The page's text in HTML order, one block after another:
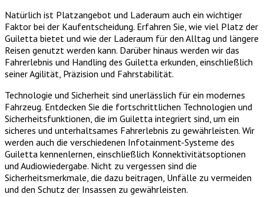
Natürlich ist Platzangebot und Laderaum auch ein wichtiger
Faktor bei der Kaufentscheidung. Erfahren Sie, wie viel Platz der
Guiletta bietet und wie der Laderaum für den Alltag und längere
Reisen genutzt werden kann. Darüber hinaus werden wir das
Fahrerlebnis und Handling des Guiletta erkunden, einschließlich
seiner Agilität, Präzision und Fahrstabilität.
Technologie und Sicherheit sind unerlässlich für ein modernes
Fahrzeug. Entdecken Sie die fortschrittlichen Technologien und
Sicherheitsfunktionen, die im Guiletta integriert sind, um ein
sicheres und unterhaltsames Fahrerlebnis zu gewährleisten. Wir
werden auch die verschiedenen Infotainment-Systeme des
Guiletta kennenlernen, einschließlich Konnektivitätsoptionen
und Audiowiedergabe. Nicht zu vergessen sind die
Sicherheitsmerkmale, die dazu beitragen, Unfälle zu vermeiden
und den Schutz der Insassen zu gewährleisten.